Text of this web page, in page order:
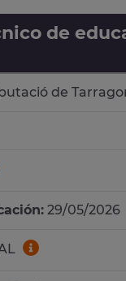
de
de
29/05/2026